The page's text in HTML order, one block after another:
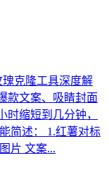
克隆工具深度解
款文案、吸睛封面
缩短到几分钟，
简述： 1.红薯对标
片 文案...